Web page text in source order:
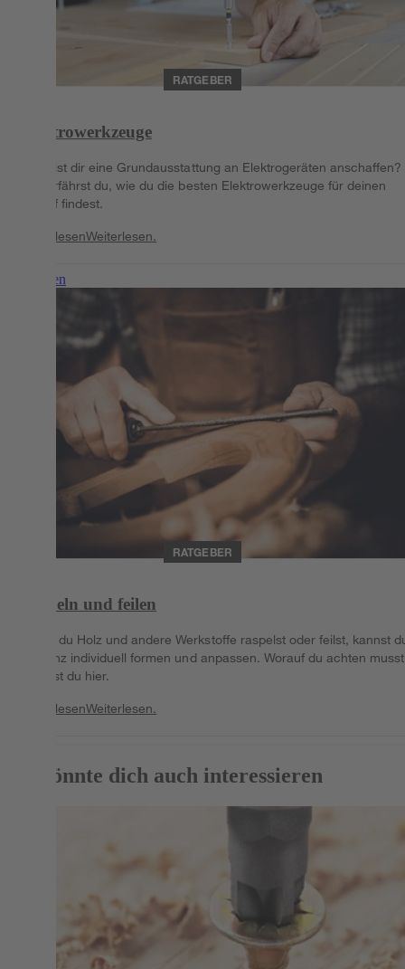
RATGEBER
Elektrowerkzeuge
Du willst dir eine Grundausstattung an Elektrogeräten anschaffen?
Hier erfährst du, wie du die besten Elektrowerkzeuge für deinen
Bedarf findest.
WeiterlesenWeiterlesen.
Weiterlesen
RATGEBER
Raspeln und feilen
Indem du Holz und andere Werkstoffe raspelst oder feilst, kannst
sie ganz individuell formen und anpassen. Worauf du achten musst
erfährst du hier.
WeiterlesenWeiterlesen.
Das könnte dich auch interessieren